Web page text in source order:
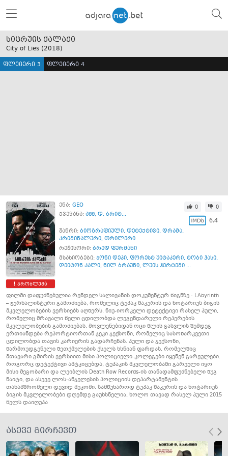
სიცრუის ქალაქი
City of Lies (2018)
ფლეიერი 3 ფლეიერი 4
პრობლემა
ენა: GEO
ქვეყანა: აშშ, დ. ბრიტ...
0 0
6.4
ჟანრი: ბიოგრაფიული, დეტექტივი, დრამა,
კრიმინალური, თრილერი
რეჟისორი: ბრედ ფურმანი
მსახიობები: ჯონი დეპი, ფორესტ უიტაკერი, ტობი ჰასი,
დეიტონ კალი, ნილ ბრაუნი, ლუის ჰერტემი ...
ფილმი დაფუძნებულია რენდელ სალივანის დოკუმენტურ წიგნზე - LAbyrinth
– ჟურნალისტური გამოძიება, რომელიც ტუპაკ შაკურის და ნოტარიუს ბიგის
მკვლელობების ვერსიებს აღწერს. ნიუ-იორკელი დეტექტივი რასელ პული,
რომელიც მრავალი წელი ცდილობდა ლეგენდარული რეპერების
მკვლელობების გამოძიებას, მოვლენებიდან ოცი წლის გასვლის შემდეგ
ერთიანდება რეპორტიორთან ჯეკი ჯექსონი, რომელიც სასოწარკვეთი
ცდილობდა თავის კარიერის გადარჩენას. პული და ჯექსონი,
წარმოუდგენელი შეთქმულების ქსელს ხსნიან ფარდას, რომელშიც
მთავარი გმირის ვერსიით მისი პოლიციელი-კოლეგები იყვნენ გარეულები.
როგორც დეტექტივი ამტკიცებდა, ტუპაკის მკვლელობაში გარეული იყო
მისი მეგობარი და ლეიბლის Death Row Records-ის თანადამფუძნებელი შუგ
ნაიტი, და ასევე ლოს-ანჯელესის პოლიციის დეპარტამენტის
თანამშრომელი დევიდ მეკომი. სამწუხაროდ ტუპაკ შაკურის და ნოტარიუს
ბიგის მკვლელობები დღემდე გაუხსნელია, ხოლო თავად რასელ პული 2015
წელს დაიღუპა
ასევე გირჩევთ